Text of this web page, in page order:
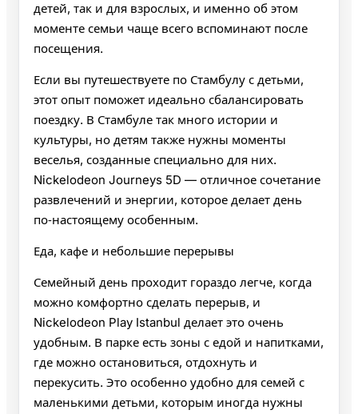
детей, так и для взрослых, и именно об этом
моменте семьи чаще всего вспоминают после
посещения.
Если вы путешествуете по Стамбулу с детьми,
этот опыт поможет идеально сбалансировать
поездку. В Стамбуле так много истории и
культуры, но детям также нужны моменты
веселья, созданные специально для них.
Nickelodeon Journeys 5D — отличное сочетание
развлечений и энергии, которое делает день
по‑настоящему особенным.
Еда, кафе и небольшие перерывы
Семейный день проходит гораздо легче, когда
можно комфортно сделать перерыв, и
Nickelodeon Play Istanbul делает это очень
удобным. В парке есть зоны с едой и напитками,
где можно остановиться, отдохнуть и
перекусить. Это особенно удобно для семей с
маленькими детьми, которым иногда нужны